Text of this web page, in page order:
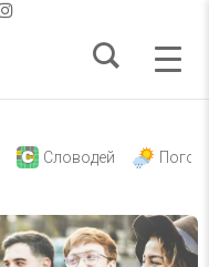
Словодей